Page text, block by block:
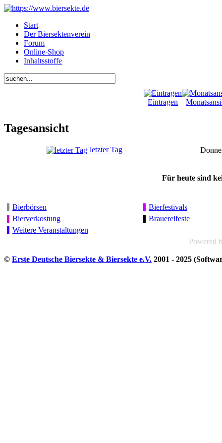
Start
Der Biersektenverein
Forum
Online-Shop
Inhaltsstoffe
Eintragen
Tagesansicht
letzter Tag
Für heute sind
Bierbörsen
Bierfestivals
Bierverkostung
Brauereifeste
Weitere Veranstaltungen
Powered
© Erste Deutsche Biersekte & Biersekte e.V. 2001 - 2025